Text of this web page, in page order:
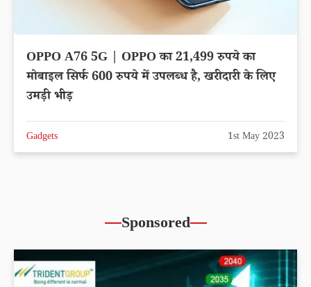
OPPO A76 5G | OPPO का 21,499 रुपये का
मोबाइल सिर्फ 600 रुपये में उपलब्ध है, खरीदारी के लिए
उमड़ी भीड़
Gadgets 1st May 2023
Sponsored